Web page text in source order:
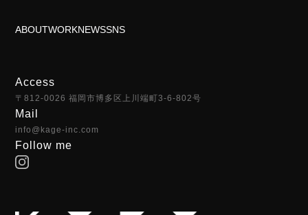
ABOUTWORKNEWSSNS
Access
〒812-0026 福岡市博多区上川端町3-6-802号
Mail
info@kage-inc.com
Follow me